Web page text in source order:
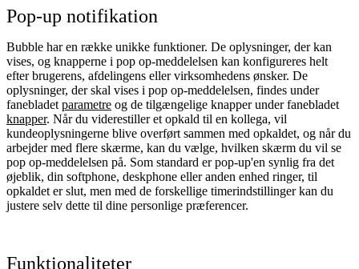
Pop-up notifikation
Bubble har en række unikke funktioner. De oplysninger, der kan
vises, og knapperne i pop op-meddelelsen kan konfigureres helt
efter brugerens, afdelingens eller virksomhedens ønsker. De
oplysninger, der skal vises i pop op-meddelelsen, findes under
fanebladet parametre og de tilgængelige knapper under fanebladet
knapper. Når du viderestiller et opkald til en kollega, vil
kundeoplysningerne blive overført sammen med opkaldet, og når du
arbejder med flere skærme, kan du vælge, hvilken skærm du vil se
pop op-meddelelsen på. Som standard er pop-up'en synlig fra det
øjeblik, din softphone, deskphone eller anden enhed ringer, til
opkaldet er slut, men med de forskellige timerindstillinger kan du
justere selv dette til dine personlige præferencer.
Funktionaliteter